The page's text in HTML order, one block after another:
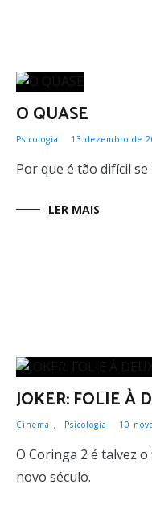
O QUASE
Psicologia 13 dezembro de
Por que é tão difícil
LER MAIS
JOKER: FOLIE À
Cinema , Psicologia 10
O Coringa 2 é talvez
novo século.